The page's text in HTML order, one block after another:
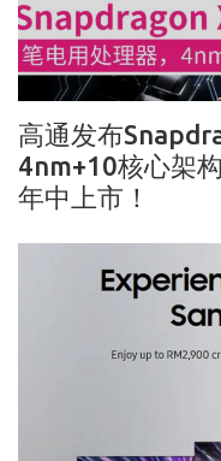
高通发布
4nm+10核心架
年中上市！